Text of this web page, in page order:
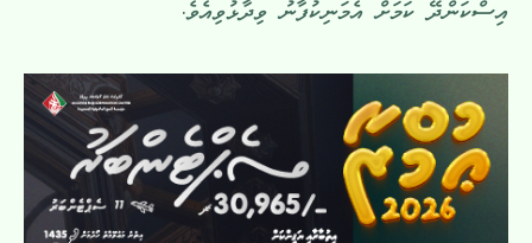
އިސްކަންދޭ ކަމަށް އެމަނިކުފާނު ވިދާޅުވިއެވެ.